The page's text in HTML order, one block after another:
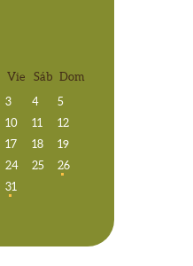
Vie Sáb Dom
3 4
5
10 11
12
17 18
19
24 25
26
31